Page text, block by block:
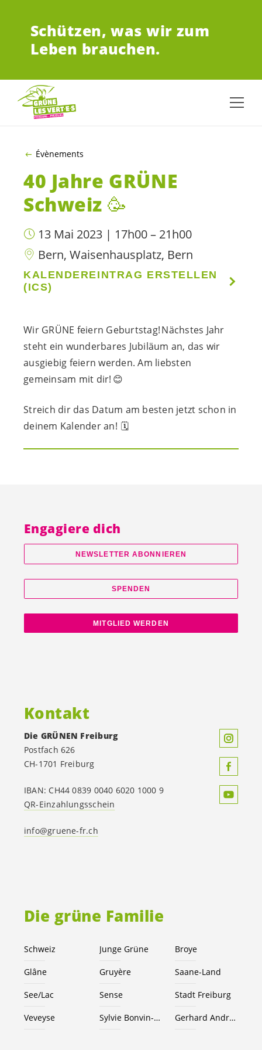
Schützen, was wir zum
Leben brauchen.
Évènements
40 Jahre GRÜNE
Schweiz 🥳
13 Mai 2023 | 17h00 – 21h00
Bern, Waisenhausplatz, Bern
KALENDEREINTRAG ERSTELLEN
(ICS)
Wir GRÜNE feiern Geburtstag!Nächstes Jahr
steht ein wunderbares Jubiläum an, das wir
ausgiebig feiern werden. Am liebsten
gemeinsam mit dir! 😊
Streich dir das Datum am besten jetzt schon in
deinem Kalender an!🗓
Die grüne Familie
Schweiz Junge Grüne Broye
Glâne Gruyère Saane-Land
See/Lac Sense Stadt Freiburg
Veveyse Sylvie Bonvin-Sansonnens Gerhard Andrey
Engagiere dich
NEWSLETTER ABONNIEREN
SPENDEN
MITGLIED WERDEN
Kontakt
Die GRÜNEN Freiburg
Postfach 626
CH-1701 Freiburg
IBAN: CH44 0839 0040 6020 1000 9
QR-Einzahlungsschein
info@gruene-fr.ch